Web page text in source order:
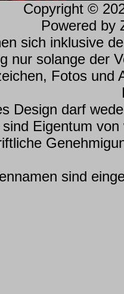
Copyright ©
Powered by
sich inklusive
nur solange der
Fotos und
Design darf
Eigentum
sind